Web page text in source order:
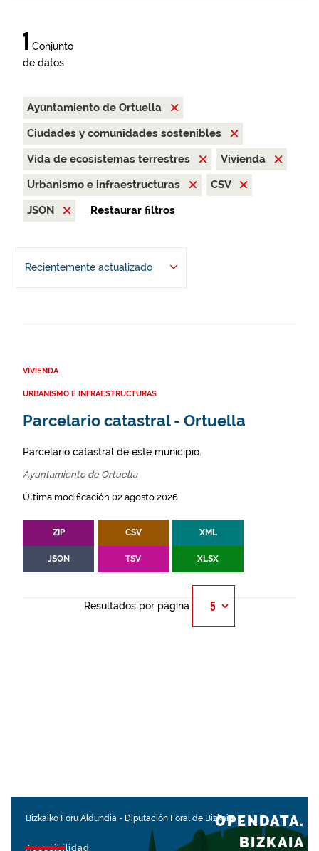
1 Conjunto
de datos
Ayuntamiento de Ortuella
Ciudades y comunidades sostenibles
Vida de ecosistemas terrestres
Vivienda
Urbanismo e infraestructuras
CSV
JSON
Restaurar filtros
Recientemente actualizado
VIVIENDA
URBANISMO E INFRAESTRUCTURAS
Parcelario catastral - Ortuella
Parcelario catastral de este municipio.
Ayuntamiento de Ortuella
Última modificación 02 agosto 2026
ZIP CSV XML
JSON TSV XLSX
Resultados por página
Bizkaiko Foru Aldundia - Diputación Foral de Bizkaia
Accesibilidad
OPENDATA.
BIZKAIA